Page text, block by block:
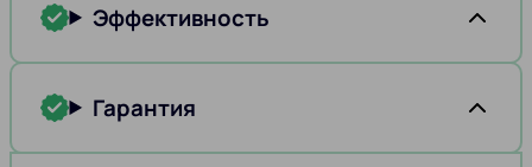
Эффективность
Гарантия